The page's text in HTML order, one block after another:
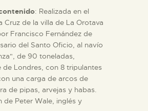
: Realizada en el
Cruz de la villa de La Orotava
Francisco Fernández de
del Santo Oficio, al navío
de 90 toneladas,
de Londres, con 8 tripulantes
una carga de arcos de
de pipas, arvejas y habas.
de Peter Wale, inglés y